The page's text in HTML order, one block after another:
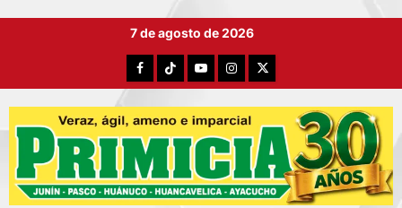
7 de agosto de 2026
FacebookTikTokYouTubeInstagram
X